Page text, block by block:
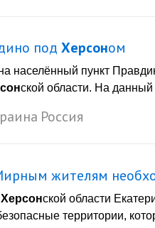
под Херсоном
населённый пункт
ской области. На
Россия
жителям
Херсонской области
территории,